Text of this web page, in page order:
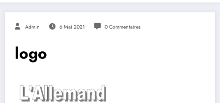
Admin 6 Mai 2021 0 Commentaires
logo